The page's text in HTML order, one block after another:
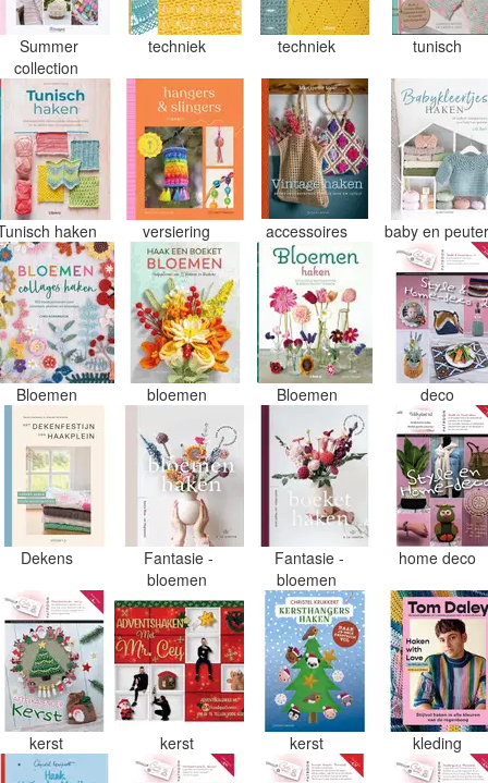
Summer
collection
techniek techniek tunisch
haken versiering accessoires baby en
Bloemen bloemen Bloemen deco
Dekens
Fantasie -
bloemen
Fantasie -
bloemen
home deco
kerst kerst kerst kleding